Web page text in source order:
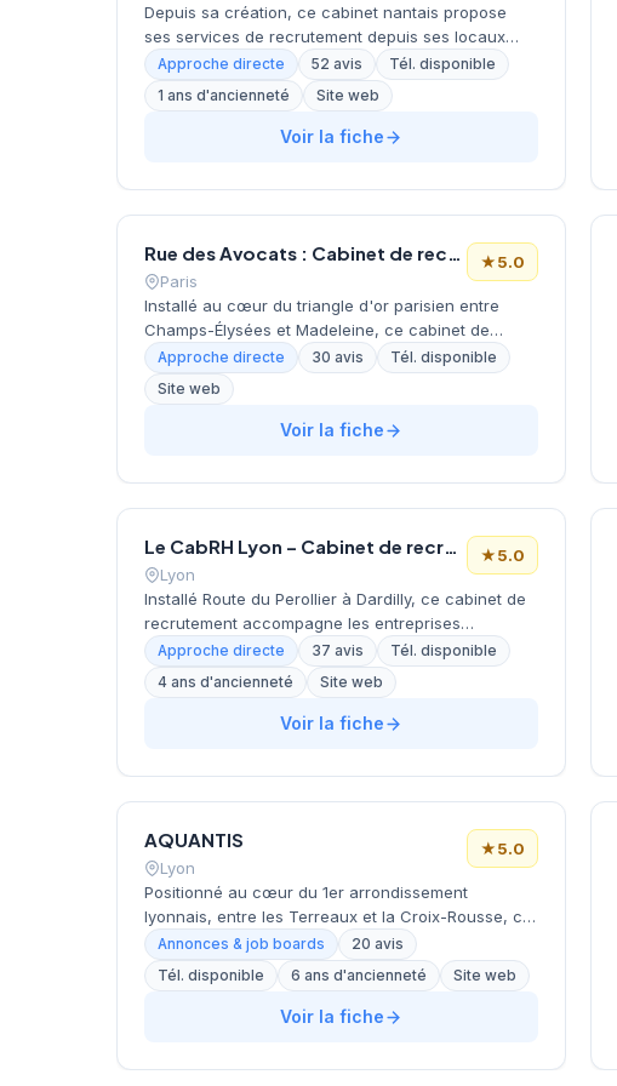
Depuis sa création, ce cabinet nantais propose
ses services de recrutement depuis ses locaux
situés rue Paul Painlevé. Dirigée par De Rolland, la
structure accompagne les entreprises dans leurs
recherches de candidats sur le marché local et
régional. L'équipe développe une approche
Approche directe 52 avis
Tél. disponible
1 ans d'ancienneté
Site web
Voir la fiche
Rue des Avocats : Cabinet de recrutement juridique
Paris
★5.0
Installé au cœur du triangle d'or parisien entre
Champs-Élysées et Madeleine, ce cabinet de
recrutement intervient depuis son adresse
prestigieuse du 8e arrondissement. Spécialisé
dans les métiers juridiques, il accompagne
cabinets d'avocats, entreprises et candidats dans
stratégique lui permet de rayonner efficacement
sur l'ensemble du marché juridique parisien.
Approche directe 30 avis
Tél. disponible
Site web
Voir la fiche
Le CabRH Lyon – Cabinet de recrutement
Lyon
★5.0
Installé Route du Perollier à Dardilly, ce cabinet de
recrutement accompagne les entreprises
lyonnaises dans leurs recherches de profils
qualifiés. Dirigée par Bruchier, cette structure
développe une approche personnalisée du
recrutement en s'appuyant sur une connaissance
Cette reconnaissance témoigne de la qualité du
service rendu et de la satisfaction des entreprises
partenaires.
Approche directe 37 avis
Tél. disponible
4 ans d'ancienneté
Site web
Voir la fiche
AQUANTIS
Lyon
★5.0
Positionné au cœur du 1er arrondissement
lyonnais, entre les Terreaux et la Croix-Rousse, ce
cabinet de recrutement développe son activité
dans un secteur dynamique de la métropole.
Aquantis accompagne les entreprises dans leurs
recherches de talents et propose des solutions de
Annonces & job boards
20 avis
Tél. disponible
6 ans d'ancienneté Site web
Voir la fiche